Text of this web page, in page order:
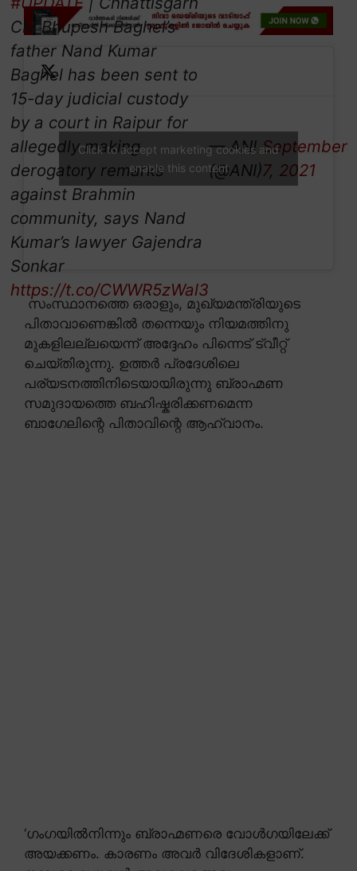
CM Bhupesh Baghel’s
father Nand Kumar
Baghel has been sent to
15-day judicial custody
by a court in Raipur for
allegedly making
derogatory remarks
against Brahmin
community, says Nand
Kumar’s lawyer Gajendra
Sonkar
https://t.co/CWWR5zWal3
— ANI
(@ANI)
September
7, 2021
Click to accept marketing cookies and
enable this content
സംസ്ഥാനത്തെ ഒരാളും, മുഖ്യമന്ത്രിയുടെ
പിതാവാണെങ്കിൽ തന്നെയും നിയമത്തിനു
മുകളിലല്ലയെന്ന് അദ്ദേഹം പിന്നെട് ട്വീറ്റ്
ചെയ്തിരുന്നു. ഉത്തർ പ്രദേശിലെ
പര്യടനത്തിനിടെയായിരുന്നു ബ്രാഹ്മണ
സമുദായത്തെ ബഹിഷ്കരിക്കണമെന്ന
ബാഗേലിന്റെ പിതാവിന്റെ ആഹ്വാനം.
‘ഗംഗയിൽനിന്നും ബ്രാഹ്മണരെ വോൾഗയിലേക്ക്
അയക്കണം. കാരണം അവർ വിദേശികളാണ്.